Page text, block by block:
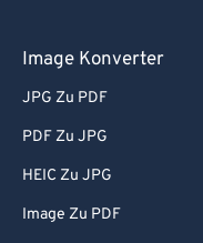
Image Konverter
JPG Zu PDF
PDF Zu JPG
HEIC Zu JPG
Image Zu PDF